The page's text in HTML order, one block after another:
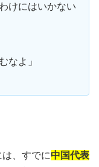
けにはいかない
なよ」
、すでに中国代表